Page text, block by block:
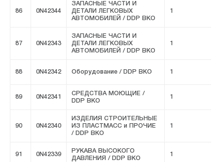
86 0N42344
ЗАПАСНЫЕ ЧАСТИ И
ДЕТАЛИ ЛЕГКОВЫХ
АВТОМОБИЛЕЙ / DDP ВКО
1
87 0N42343
ЗАПАСНЫЕ ЧАСТИ И
ДЕТАЛИ ЛЕГКОВЫХ
АВТОМОБИЛЕЙ / DDP ВКО
1
88 0N42342 Оборудование / DDP ВКО 1
89 0N42341
СРЕДСТВА МОЮЩИЕ /
DDP ВКО
1
90 0N42340
ИЗДЕЛИЯ СТРОИТЕЛЬНЫЕ
ИЗ ПЛАСТМАСС и ПРОЧИЕ
/ DDP ВКО
1
91 0N42339
РУКАВА ВЫСОКОГО
ДАВЛЕНИЯ / DDP ВКО
1